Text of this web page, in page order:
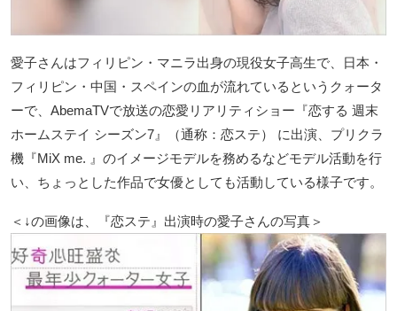
愛子さんはフィリピン・マニラ出身の現役女子高生で、日本・
フィリピン・中国・スペインの血が流れているというクォータ
ーで、AbemaTVで放送の恋愛リアリティショー『恋する 週末
ホームステイ シーズン7』（通称：恋ステ） に出演、プリクラ
機『MiX me. 』のイメージモデルを務めるなどモデル活動を行
い、ちょっとした作品で女優としても活動している様子です。
＜↓の画像は、『恋ステ』出演時の愛子さんの写真＞